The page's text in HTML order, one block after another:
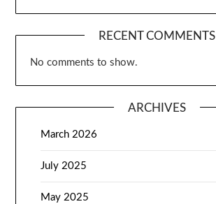
RECENT COMMENTS
No comments to show.
ARCHIVES
March 2026
July 2025
May 2025